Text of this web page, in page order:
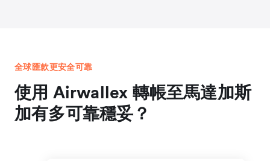
全球匯款更安全可靠
使用 Airwallex 轉帳至馬達加斯
加有多可靠穩妥？